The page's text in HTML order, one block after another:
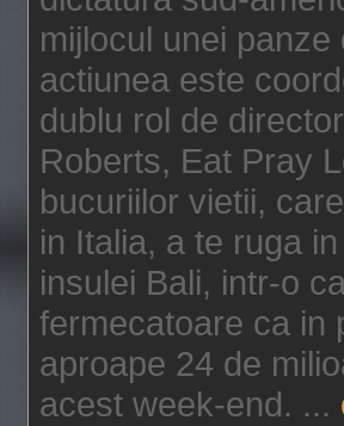
mijlocul unei
actiunea este
dublu rol de
Roberts, Eat Pray
bucuriilor vietii,
in Italia, a te ruga
insulei Bali, intr-o
fermecatoare ca in
aproape 24 de
acest week-end. ...